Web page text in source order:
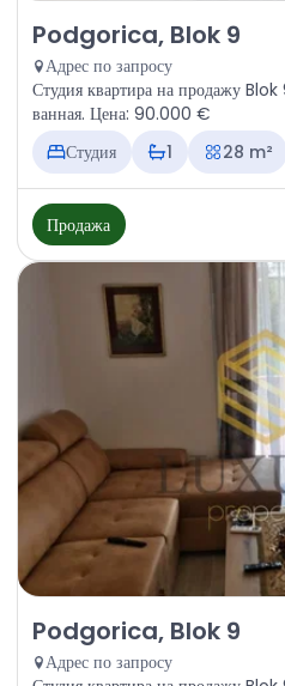
Продажа - Квартира
Podgorica, Blok 9
Адрес по запросу
Студия квартира на продажу
ванная. Цена: 90.000 €
Студия
1 28 m²
Продажа
Продажа - Квартира
Podgorica, Blok 9
Адрес по запросу